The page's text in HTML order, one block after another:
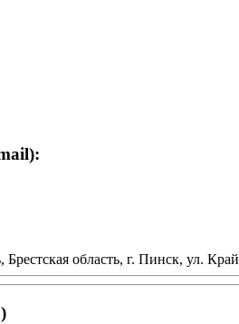
Брестская область, г. Пинск, ул.